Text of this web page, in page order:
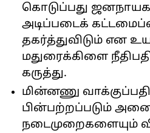
கொடுப்பது
அடிப்படைக்
தகர்த்துவிடும் என
மதுரைக்கிளை நீதிபதி
கருத்து.
மின்னணு
பின்பற்றப்படும்
நடைமுறைகளையும்